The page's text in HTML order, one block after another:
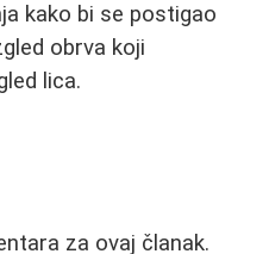
kako bi se postigao
obrva koji
lica.
za ovaj članak.